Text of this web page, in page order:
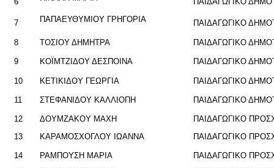
7 ΠΑ­ΠΑ­ΕΥ­ΘΥ­ΜΙΟΥ ΓΡΗ­ΓΟ­ΡΙΑ ΠΑΙ­ΔΑ­ΓΩ­ΓΙ­ΚΟ
8 ΤΟ­ΣΙΟΥ ΔΗ­ΜΗ­ΤΡΑ ΠΑΙ­ΔΑ­ΓΩ­ΓΙ­ΚΟ
9 ΚΟΪΜ­ΤΖΙ­ΔΟΥ ΔΕ­ΣΠΟΙ­ΝΑ ΠΑΙ­ΔΑ­ΓΩ­ΓΙ­ΚΟ
10 ΚΕ­ΤΙ­ΚΙ­ΔΟΥ ΓΕ­ΩΡ­ΓΙΑ ΠΑΙ­ΔΑ­ΓΩ­ΓΙ­ΚΟ
11 ΣΤΕ­ΦΑ­ΝΙ­ΔΟΥ ΚΑΛ­ΛΙΟ­ΠΗ ΠΑΙ­ΔΑ­ΓΩ­ΓΙ­ΚΟ
12 ΔΟΥΜ­ΖΑ­ΚΟΥ ΜΑΧΗ
ΠΑΙ­ΔΑ­ΓΩ­ΓΙ­ΚΟ
13
ΚΑ­ΡΑ­ΜΟ­ΣΧΟ­ΓΛΟΥ ΙΩ­ΑΝ­ΝΑ ΠΑΙ­ΔΑ­ΓΩ­ΓΙ­ΚΟ
14 ΡΑ­ΜΠΟΥ­ΣΗ ΜΑΡΙΑ
ΠΑΙ­ΔΑ­ΓΩ­ΓΙ­ΚΟ